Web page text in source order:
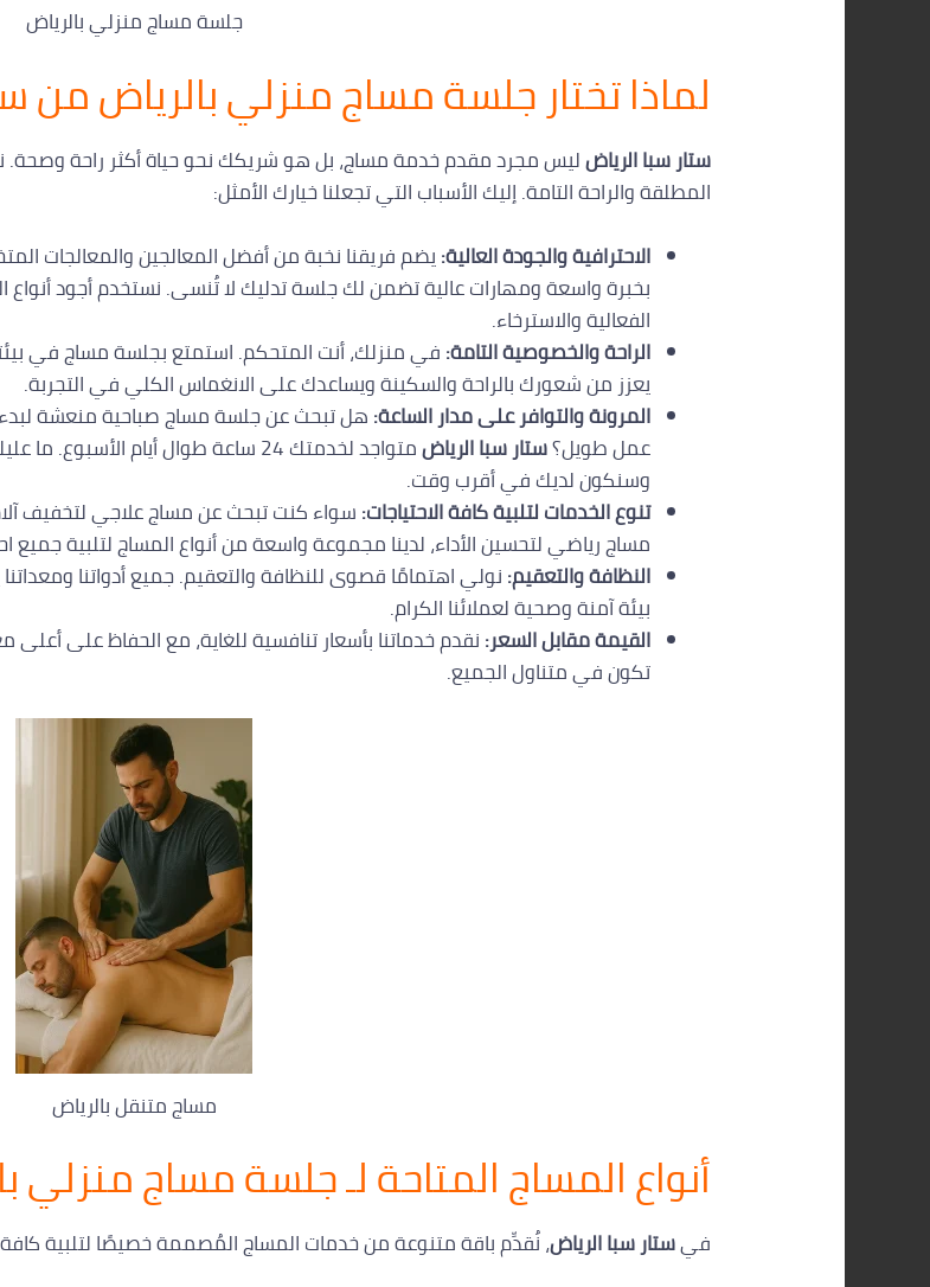
جلسة مساج منزلي بالرياض
لماذا تختار جلسة مساج منزلي بالرياض من
ستار سبا الرياضليس مجرد مقدم خدمة مساج، بل هو شريكك نحو حياة أكثر راحة وصحة.
المطلقة والراحة التامة. إليك الأسباب التي تجعلنا خيارك الأمثل:
الاحترافية والجودة العالية:يضم فريقنا نخبة من أفضل المعالجين والمعالجات
بخبرة واسعة ومهارات عالية تضمن لك جلسة تدليك لا تُنسى. نستخدم أجود أنواع
الفعالية والاسترخاء.
الراحة والخصوصية التامة:في منزلك، أنت المتحكم. استمتع بجلسة مساج في
يعزز من شعورك بالراحة والسكينة ويساعدك على الانغماس الكلي في التجربة.
المرونة والتوافر على مدار الساعة:هل تبحث عن جلسة مساج صباحية منعشة
عمل طويل؟ستار سبا الرياض
متواجد لخدمتك 24 ساعة طوال أيام
وسنكون لديك في أقرب وقت.
تنوع الخدمات لتلبية كافة الاحتياجات:سواء كنت تبحث عن مساج علاجي لتخفيف
مساج رياضي لتحسين الأداء، لدينا مجموعة واسعة من أنواع المساج لتلبية جميع
النظافة والتعقيم:نولي اهتمامًا قصوى للنظافة والتعقيم. جميع أدواتنا
بيئة آمنة وصحية لعملائنا الكرام.
القيمة مقابل السعر:نقدم خدماتنا بأسعار تنافسية للغاية، مع الحفاظ على أعلى
تكون في متناول الجميع.
مساج متنقل بالرياض
أنواع المساج المتاحة لـ جلسة مساج منزلي
فيستار سبا الرياض، نُقدِّم باقة متنوعة من خدمات المساج المُصممة خصيصًا لتلبية كافة